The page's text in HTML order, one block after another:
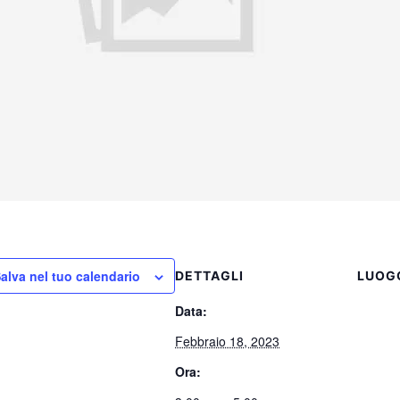
nel tuo calendario DETTAGLI
Data:
Febbraio 18, 2023
Ora: